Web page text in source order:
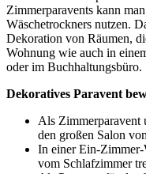
Zimmerparavents kann
Wäschetrockners nutzen.
Dekoration von Räumen,
Wohnung wie auch in
oder im Buchhaltungsbüro.
Dekoratives Paravent
Als Zimmerparavent
den großen Salon
In einer Ein-Zimmer-
vom Schlafzimmer